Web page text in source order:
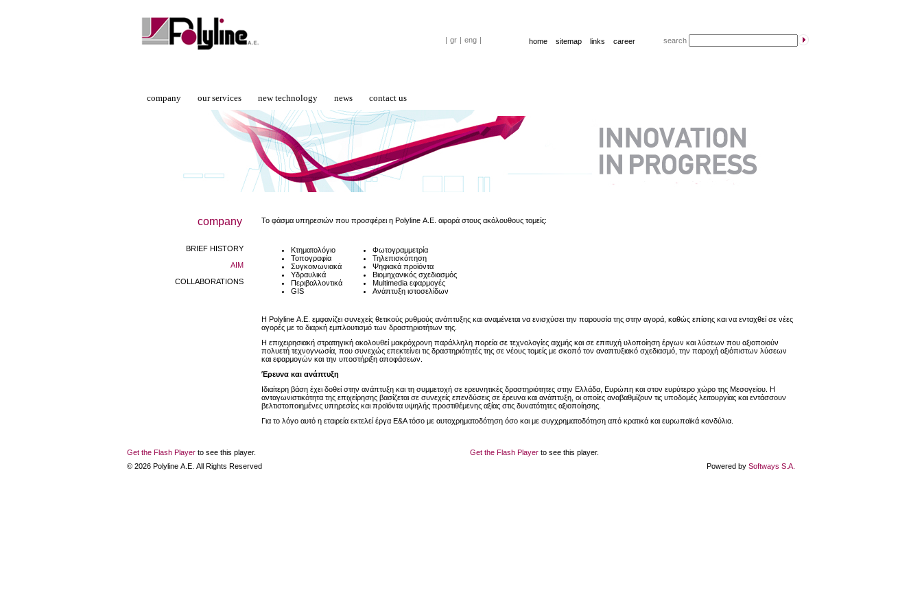
| gr | eng | home sitemap links career search
company our services new technology news contact us
company
BRIEF HISTORY
AIM
COLLABORATIONS
Το φάσμα υπηρεσιών που προσφέρει η Polyline Α.Ε. αφορά στους ακόλουθους τομείς:
Κτηματολόγιο
Τοπογραφία
Συγκοινωνιακά
Υδραυλικά
Περιβαλλοντικά
GIS
Φωτογραμμετρία
Τηλεπισκόπηση
Ψηφιακά προϊόντα
Βιομηχανικός σχεδιασμός
Multimedia εφαρμογές
Ανάπτυξη ιστοσελίδων
Η Polyline Α.Ε. εμφανίζει συνεχείς θετικούς ρυθμούς ανάπτυξης και αναμένεται να ενισχύσει την παρουσία της στην αγορά, καθώς επίσης και να ενταχθεί σε νέες
αγορές με το διαρκή εμπλουτισμό των δραστηριοτήτων της.
Η επιχειρησιακή στρατηγική ακολουθεί μακρόχρονη παράλληλη πορεία σε τεχνολογίες αιχμής και σε επιτυχή υλοποίηση έργων και λύσεων που αξιοποιούν
πολυετή τεχνογνωσία, που συνεχώς επεκτείνει τις δραστηριότητές της σε νέους τομείς με σκοπό τον αναπτυξιακό σχεδιασμό, την παροχή αξιόπιστων λύσεων
και εφαρμογών και την υποστήριξη αποφάσεων.
Έρευνα και ανάπτυξη
Ιδιαίτερη βάση έχει δοθεί στην ανάπτυξη και τη συμμετοχή σε ερευνητικές δραστηριότητες στην Ελλάδα, Ευρώπη και στον ευρύτερο χώρο της Μεσογείου. Η
ανταγωνιστικότητα της επιχείρησης βασίζεται σε συνεχείς επενδύσεις σε έρευνα και ανάπτυξη, οι οποίες αναβαθμίζουν τις υποδομές λειτουργίας και εντάσσουν
βελτιστοποιημένες υπηρεσίες και προϊόντα υψηλής προστιθέμενης αξίας στις δυνατότητες αξιοποίησης.
Για το λόγο αυτό η εταιρεία εκτελεί έργα Ε&Α τόσο με αυτοχρηματοδότηση όσο και με συγχρηματοδότηση από κρατικά και ευρωπαϊκά κονδύλια.
Get the Flash Player to see this player. Get the Flash Player to see this player.
© 2026 Polyline Α.Ε. All Rights Reserved Powered by Softways S.A.